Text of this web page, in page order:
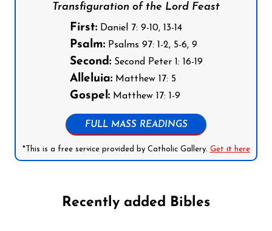
Transfiguration of the Lord Feast
First:Daniel 7: 9-10, 13-14
Psalm:Psalms 97: 1-2, 5-6, 9
Second:Second Peter 1: 16-19
Alleluia:Matthew 17: 5
Gospel:Matthew 17: 1-9
FULL MASS READINGS
*This is a free service provided by Catholic Gallery. Get it here
Recently added Bibles